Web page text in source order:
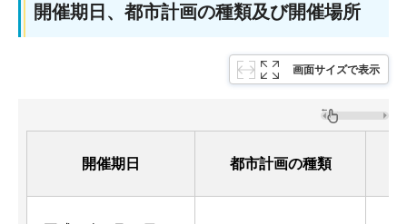
開催期日、都市計画の種類及び開催場所
画面サイズで表示
開催期日 都市計画の種類